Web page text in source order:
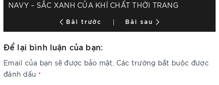
NAVY – SẮC XANH CỦA KHÍ CHẤT THỜI TRANG
Bài trước Bài sau
Để lại bình luận của bạn:
Email của bạn sẽ được bảo mật. Các trường bắt buộc được
đánh dấu *